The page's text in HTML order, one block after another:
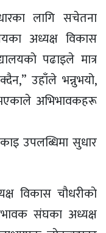
लागि सचेतना
अध्यक्ष विकास
पढाइले मात्र
उहाँले भन्नुभयो,
अभिभावकहरू
उपलब्धिमा सुधार
विकास चाैधरीकाे
संघका अध्यक्ष